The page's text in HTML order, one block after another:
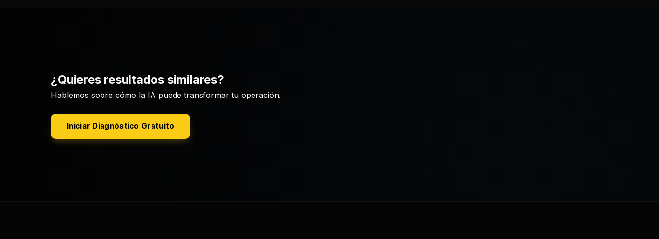
¿Quieres resultados similares?
Hablemos sobre cómo la IA puede transformar tu operación.
Iniciar Diagnóstico Gratuito